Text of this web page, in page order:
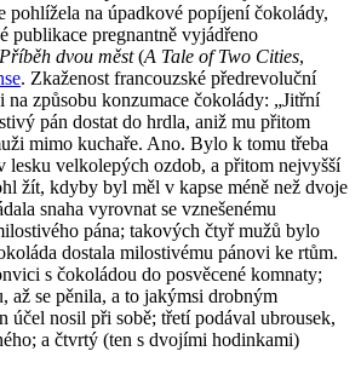
pohlížela na úpadkové popíjení čokolády,
publikace pregnantně vyjádřeno
Příběh dvou měst(A Tale of Two Cities,
. Zkaženost francouzské předrevoluční
na způsobu konzumace čokolády: „Jitřní
pán dostat do hrdla, aniž mu přitom
mimo kuchaře. Ano. Bylo k tomu třeba
lesku velkolepých ozdob, a přitom nejvyšší
žít, kdyby byl měl v kapse méně než dvoje
snaha vyrovnat se vznešenému
pána; takových čtyř mužů bylo
dostala milostivému pánovi ke rtům.
s čokoládou do posvěcené komnaty;
až se pěnila, a to jakýmsi drobným
účel nosil při sobě; třetí podával ubrousek,
a čtvrtý (ten s dvojími hodinkami)